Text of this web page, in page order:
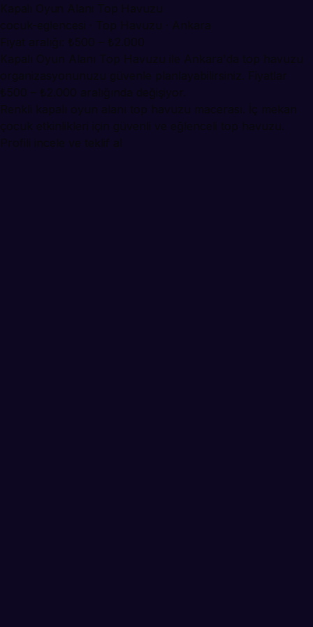
Kapalı Oyun Alanı Top Havuzu
cocuk-eglencesi · Top Havuzu · Ankara
Fiyat aralığı: ₺500 – ₺2.000
Kapalı Oyun Alanı Top Havuzu ile Ankara'da top havuzu
organizasyonunuzu güvenle planlayabilirsiniz. Fiyatlar
₺500 – ₺2.000 aralığında değişiyor.
Renkli kapalı oyun alanı top havuzu macerası. İç mekan
çocuk etkinlikleri için güvenli ve eğlenceli top havuzu.
Profili incele ve teklif al